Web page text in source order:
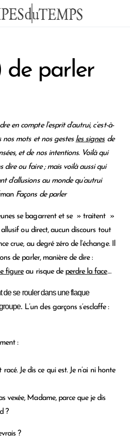
de parler
en compte l’esprit d’autrui, c’est-à-
nos mots et nos gestes les signesde
et de nos intentions. Voilà qui
dire ou faire ; mais voilà aussi qui
d’allusions au monde qu’autrui
Façons de parler
se bagarrent et se » traitent »
ou direct, aucun discours tout
crue, au degré zéro de l’échange. Il
de parler, manière de dire :
figureau risque de perdre la face…
de se rouler dans une flaque
L’un des garçons s’esclaffe :
:
racé. Je dis ce qui est. Je n’ai ni honte
vexée, Madame, parce que je dis
?
?